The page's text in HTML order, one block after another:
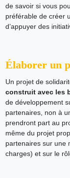
de savoir si vous
préférable de créer
d’appuyer des
Élaborer un
Un projet de
construit avec les
de développement
partenaires, non à
prendront part au
même du projet
partenaires sur une
charges) et sur le